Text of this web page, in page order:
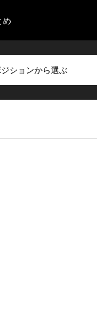
め
ジションから選ぶ